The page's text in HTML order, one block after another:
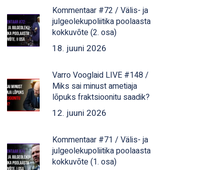
Kommentaar #72 / Välis- ja
julgeolekupoliitika poolaasta
kokkuvõte (2. osa)
18. juuni 2026
Varro Vooglaid LIVE #148 /
Miks sai minust ametiaja
lõpuks fraktsioonitu saadik?
12. juuni 2026
Kommentaar #71 / Välis- ja
julgeolekupoliitika poolaasta
kokkuvõte (1. osa)